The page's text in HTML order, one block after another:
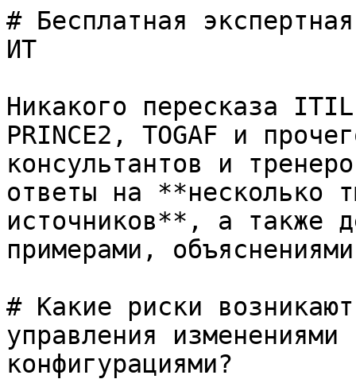
# Бесплатная
ИТ
Никакого пересказа
PRINCE2, TOGAF и
консультантов и
ответы на **несколько
источников**, а также
примерами,
# Какие риски
управления изменениями
конфигурациями?